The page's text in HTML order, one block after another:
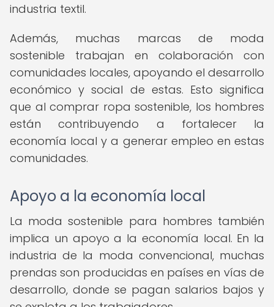
industria textil.
Además, muchas marcas de moda
sostenible trabajan en colaboración con
comunidades locales, apoyando el desarrollo
económico y social de estas. Esto significa
que al comprar ropa sostenible, los hombres
están contribuyendo a fortalecer la
economía local y a generar empleo en estas
comunidades.
Apoyo a la economía local
La moda sostenible para hombres también
implica un apoyo a la economía local. En la
industria de la moda convencional, muchas
prendas son producidas en países en vías de
desarrollo, donde se pagan salarios bajos y